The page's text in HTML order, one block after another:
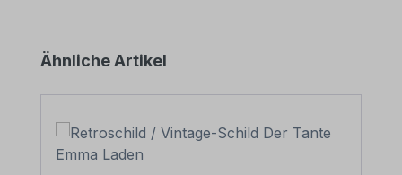
Produktgalerie überspringen
Ähnliche Artikel